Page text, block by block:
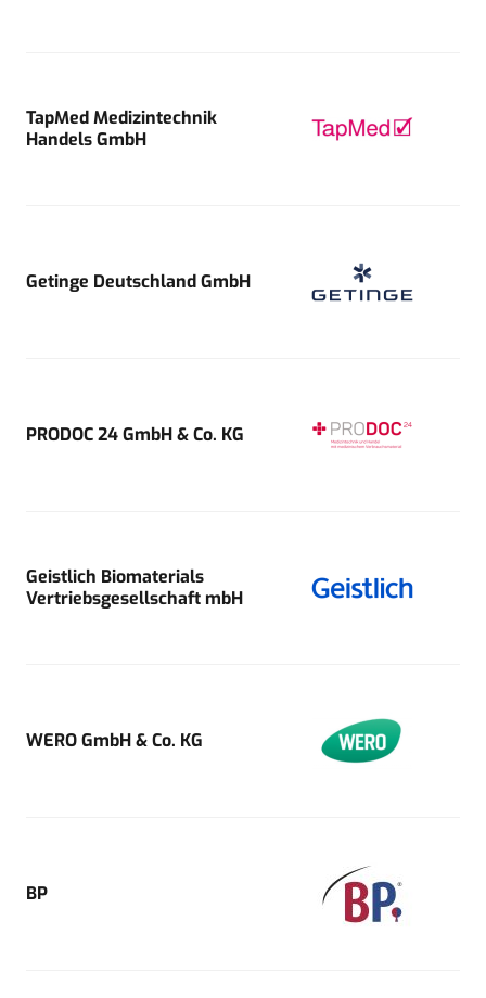
TapMed Medizintechnik
Handels GmbH
Getinge Deutschland GmbH
PRODOC 24 GmbH & Co. KG
Geistlich Biomaterials
Vertriebsgesellschaft mbH
WERO GmbH & Co. KG
BP